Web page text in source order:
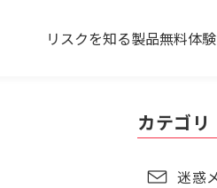
リスクを知る製品無料体験
カテゴリ
迷惑